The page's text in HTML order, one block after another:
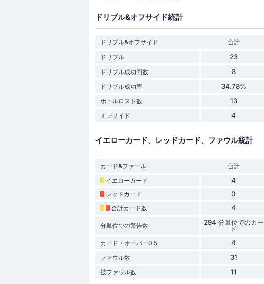
ドリブル&オフサイド統計
ドリブル&オフサイド 合計
ドリブル
23
ドリブル成功回数 8
ドリブル成功率 34.78%
ボールロスト数 13
オフサイド 4
イエローカード、レッドカード、ファウル統計
カード&ファール 合計
イエローカード
4
レッドカード 0
合計カード数 4
分単位での警告数
294 分単位でのカー
ド
カード・オーバー0.5 4
ファウル数 31
被ファウル数 11